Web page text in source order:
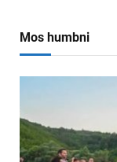
Mos humbni